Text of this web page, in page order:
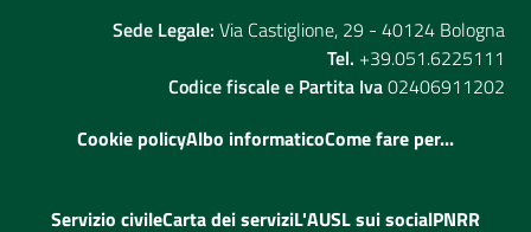
Sede Legale: Via Castiglione, 29 - 40124 Bologna
Tel. +39.051.6225111
Codice fiscale e Partita Iva02406911202
Cookie policyAlbo informaticoCome fare per...
Servizio civileCarta dei serviziL'AUSL sui socialPNRR